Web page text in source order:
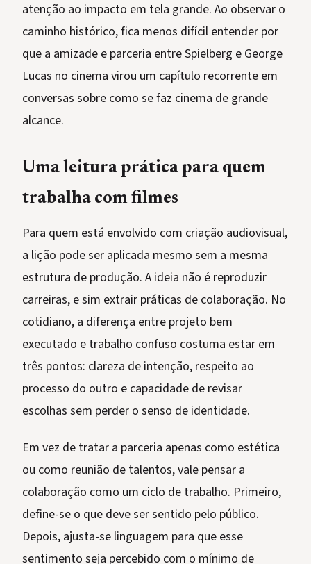
atenção ao impacto em tela grande. Ao observar o
caminho histórico, fica menos difícil entender por
que a amizade e parceria entre Spielberg e George
Lucas no cinema virou um capítulo recorrente em
conversas sobre como se faz cinema de grande
alcance.
Uma leitura prática para quem
trabalha com filmes
Para quem está envolvido com criação audiovisual,
a lição pode ser aplicada mesmo sem a mesma
estrutura de produção. A ideia não é reproduzir
carreiras, e sim extrair práticas de colaboração. No
cotidiano, a diferença entre projeto bem
executado e trabalho confuso costuma estar em
três pontos: clareza de intenção, respeito ao
processo do outro e capacidade de revisar
escolhas sem perder o senso de identidade.
Em vez de tratar a parceria apenas como estética
ou como reunião de talentos, vale pensar a
colaboração como um ciclo de trabalho. Primeiro,
define-se o que deve ser sentido pelo público.
Depois, ajusta-se linguagem para que esse
sentimento seja percebido com o mínimo de